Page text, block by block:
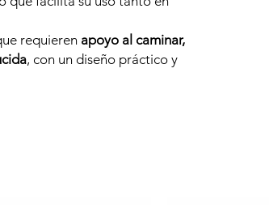
requieren apoyo al caminar,
, con un diseño práctico y